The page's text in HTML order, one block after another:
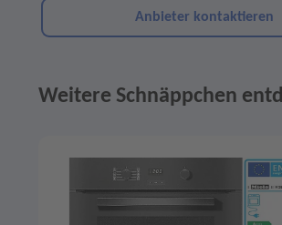
Anbieter kontaktieren
Weitere Schnäppchen